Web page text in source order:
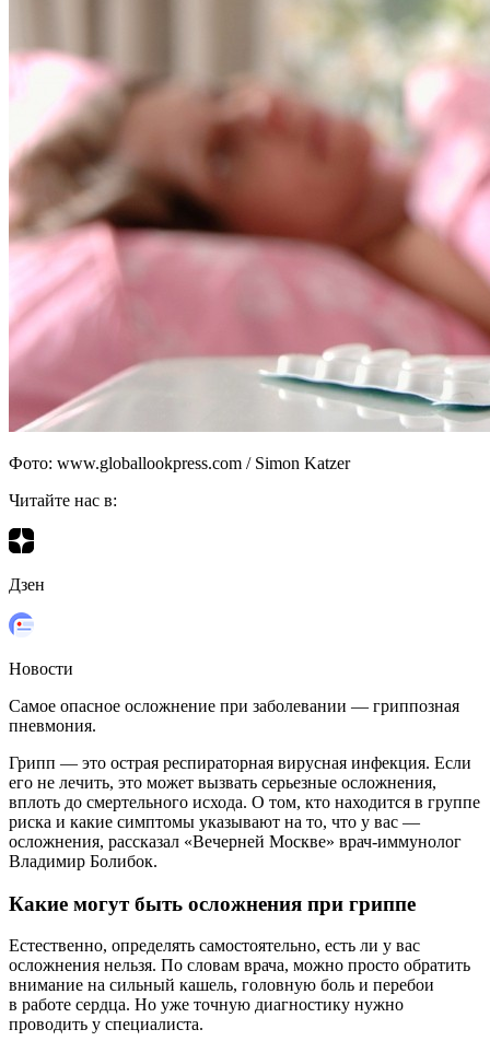
Фото: www.globallookpress.com / Simon Katzer
Читайте нас в:
Дзен
Новости
Самое опасное осложнение при заболевании — гриппозная
пневмония.
Грипп — это острая респираторная вирусная инфекция. Если
его не лечить, это может вызвать серьезные осложнения,
вплоть до смертельного исхода. О том, кто находится в группе
риска и какие симптомы указывают на то, что у вас —
осложнения, рассказал «Вечерней Москве» врач-иммунолог
Владимир Болибок.
Какие могут быть осложнения при гриппе
Естественно, определять самостоятельно, есть ли у вас
осложнения нельзя. По словам врача, можно просто обратить
внимание на сильный кашель, головную боль и перебои
в работе сердца. Но уже точную диагностику нужно
проводить у специалиста.